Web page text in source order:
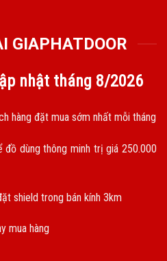
GIAPHATDOOR
nhật tháng 8/2026
hàng đặt mua sớm nhất mỗi tháng
dùng thông minh trị giá 250.000
shield trong bán kính 3km
mua hàng